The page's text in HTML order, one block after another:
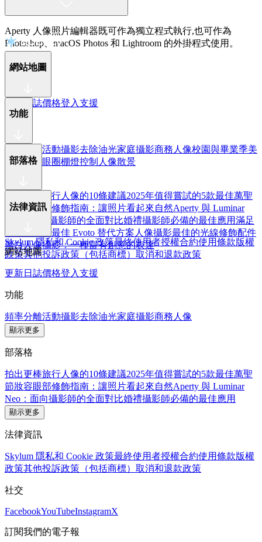
Aperty 人像照片編輯器既可作為獨立程式執行,也可作為
Photoshop、macOS Photos 和 Lightroom 的外掛程式使用。
網站地圖
更新日誌價格登入支援
功能
活動攝影去除油光家庭攝影商務人像校園與畢業季美
妝去除黑眼圈棚燈控制 人像散景
部落格
拍出更棒旅行人像的10條建議2025年值得嘗試的5款最佳萬聖
節妝容眼部修飾指南：讓照片看起來自然Aperty 與 Luminar
Neo：面向攝影師的全面對比婚禮攝影師必備的最佳應用滿足
修圖需求的最佳 Evoto 替代方案 人像攝影最佳的光線修飾配件
黑白人像攝影：一種富有創意的表達
法律資訊
Skylum 隱私和 Cookie 政策最終使用者授權合約使用條款版權
政策其他投訴政策（包括商標） 取消和退款政策
網站地圖
更新日誌價格登入支援
功能
頻率分離活動攝影去除油光家庭攝影商務人像
顯示更多
部落格
拍出更棒旅行人像的10條建議2025年值得嘗試的5款最佳萬聖
節妝容眼部修飾指南：讓照片看起來自然Aperty 與 Luminar
Neo：面向攝影師的全面對比婚禮攝影師必備的最佳應用
顯示更多
法律資訊
Skylum 隱私和 Cookie 政策最終使用者授權合約使用條款版權
政策其他投訴政策（包括商標） 取消和退款政策
社交
FacebookYouTubeInstagramX
訂閱我們的電子報